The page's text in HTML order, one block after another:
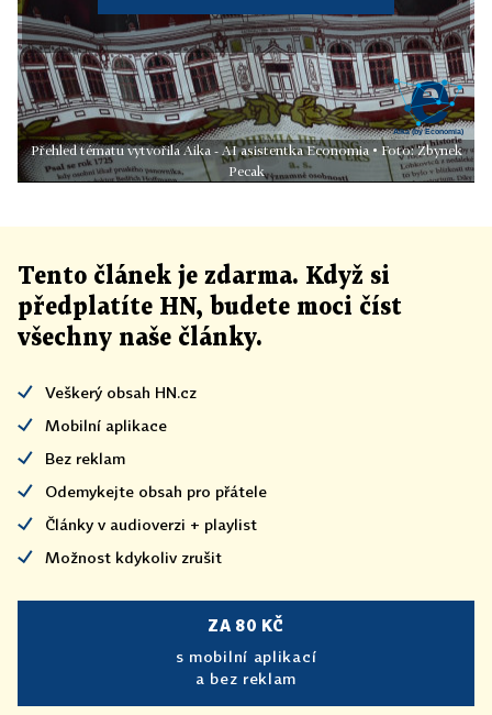
Přehled tématu vytvořila Aika - AI asistentka Economia • Foto: Zbynek
Pecak
Tento článek je zdarma. Když si
předplatíte HN, budete moci číst
všechny naše články.
Veškerý obsah HN.cz
Mobilní aplikace
Bez reklam
Odemykejte obsah pro přátele
Články v audioverzi + playlist
Možnost kdykoliv zrušit
ZA 80 KČ
s mobilní aplikací
a bez reklam